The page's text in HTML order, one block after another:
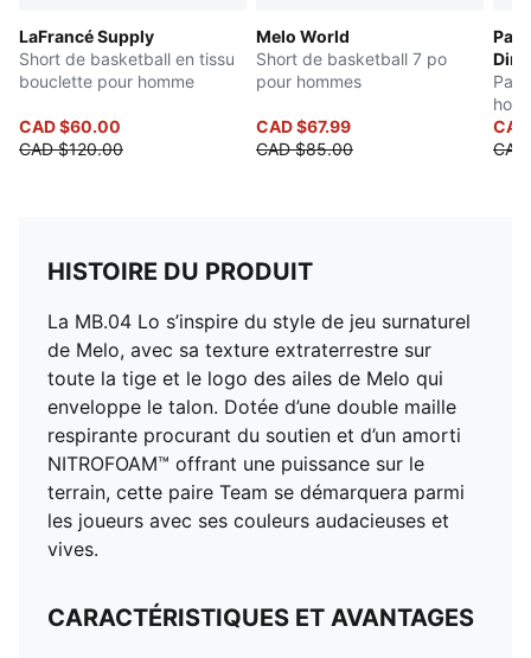
LaFrancé Supply
Short de basketball en tissu
bouclette pour homme
CAD $60.00
CAD $120.00
Melo World
Short de basketball 7 po
pour hommes
CAD $67.99
CAD $85.00
HISTOIRE DU PRODUIT
La MB.04 Lo s’inspire du style de jeu surnaturel
de Melo, avec sa texture extraterrestre sur
toute la tige et le logo des ailes de Melo qui
enveloppe le talon. Dotée d’une double maille
respirante procurant du soutien et d’un amorti
NITROFOAM™ offrant une puissance sur le
terrain, cette paire Team se démarquera parmi
les joueurs avec ses couleurs audacieuses et
vives.
CARACTÉRISTIQUES ET AVANTAGES